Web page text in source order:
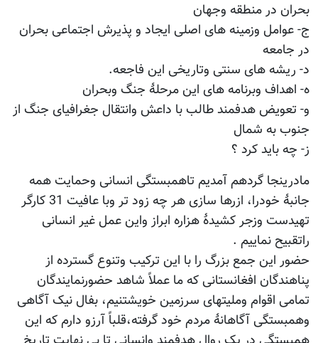
بحران در منطقه وجهان
ج- عوامل وزمینه های اصلی ایجاد و پذیرش اجتماعی بحران
در جامعه
د- ریشه های سنتی وتاریخی این فاجعه.
ه- اهداف وبرنامه های این مرحلۀ جنگ وبحران
و- تعویض هدفمند طالب با داعش وانتقال جغرافیای جنگ از
جنوب به شمال
ز- چه باید کرد ؟
مادرینجا گردهم آمدیم تاهمبستگی انسانی وحمایت همه
جانبۀ خودرا، ازرها سازی هر چه زود تر وبا عافیت 31 کارگر
تهیدست وزجر کشیدۀ هزاره ابراز واین عمل غیر انسانی
راتقبیح نماییم .
حضور این جمع بزرگ را با این ترکیب وتنوع گسترده از
پناهندگان افغانستانی که ما عملاً شاهد حضورنمایندگان
تمامی اقوام وملیتهای سرزمین خویشتنیم، بفال نیک آگاهی
وهمبستگی آگاهانۀ مردم خود گرفته،قلباً آرزو دارم که این